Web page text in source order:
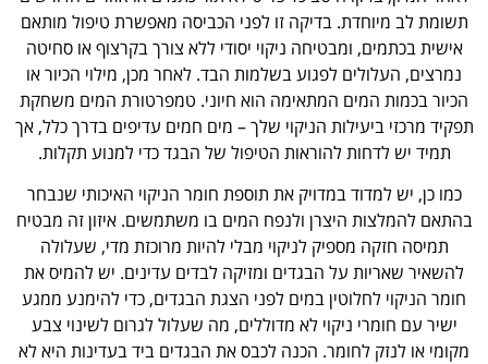
תשומת לב מיוחדת. בדיקה זו לפני הכביסה מאפשרת טיפול מותאם
אישית בכתמים, ומבטיחה ניקוי יסודי ללא צורך בקרצוף או סחיטה
נמרצים, העלולים לפגוע בשלמות הבד. לאחר מכן, מילוי הכיור או
הכיור בכמות המים המתאימה הוא חיוני. טמפרטורת המים משחקת
תפקיד מרכזי ביעילות הניקוי שלך – מים חמים עדיפים בדרך כלל, אך
תמיד יש לדחות להוראות הטיפול של הבגד כדי למנוע תקלות.
כמו כן, יש למדוד במדויק את תוספת חומר הניקוי האיכותי שנבחר
בהתאם להמלצות היצרן ולנפח המים בו משתמשים. איזון זה מבטיח
תמיסה חזקה מספיק לניקוי מבלי להיות מרוכזת מדי, שעלולה
להשאיר שאריות על הבגדים ומזיקה לבדים עדינים. יש להמיס את
חומר הניקוי לחלוטין במים לפני הצגת הבגדים, כדי להימנע ממגע
ישיר עם חומרי ניקוי לא מדוללים, מה שעלול לגרום לשינוי צבע
מקומי או לנזק לחומר. הכנה לכבס את הבגדים ביד בעדינות היא לא